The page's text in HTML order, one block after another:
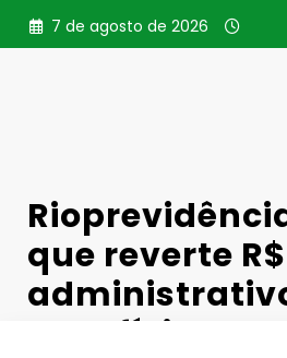
Pular
para
7 de agosto de 2026
que reverte
benefícios